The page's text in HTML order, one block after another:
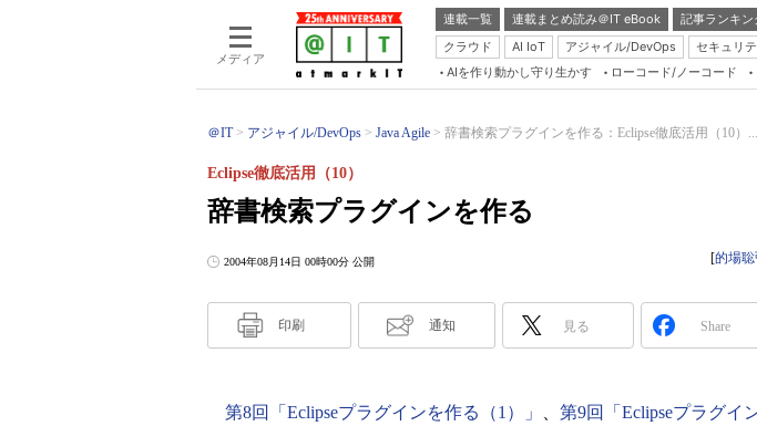
メディア
連載一覧 連載まとめ読み＠IT eBook 記事ランキン
クラウド
AI IoT アジャイル/DevOps セキュリ
AIを作り動かし守り生かす ローコード/ノーコード
＠IT アジャイル/DevOps Java Agile 辞書検索プラグインを作る：Eclipse徹底活用（10）...
辞書検索プラグインを作る
Eclipse徹底活用（10）
2004年08月14日 00時00分 公開 [的場
印刷 通知 見る Share
第8回「Eclipseプラグインを作る（1）」 第9回「Eclipseプラグイ